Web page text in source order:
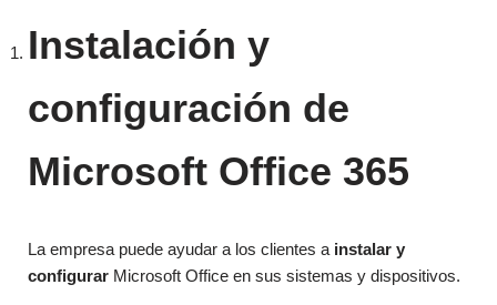
Instalación y
configuración de
Microsoft Office 365
La empresa puede ayudar a los clientes a instalar y
configurar Microsoft Office en sus sistemas y dispositivos.